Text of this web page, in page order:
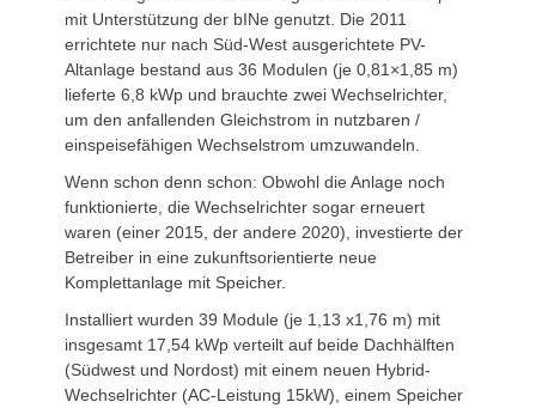
mit Unterstützung der bINe genutzt. Die 2011
errichtete nur nach Süd-West ausgerichtete PV-
Altanlage bestand aus 36 Modulen (je 0,81×1,85 m)
lieferte 6,8 kWp und brauchte zwei Wechselrichter,
um den anfallenden Gleichstrom in nutzbaren /
einspeisefähigen Wechselstrom umzuwandeln.
Wenn schon denn schon: Obwohl die Anlage noch
funktionierte, die Wechselrichter sogar erneuert
waren (einer 2015, der andere 2020), investierte der
Betreiber in eine zukunftsorientierte neue
Komplettanlage mit Speicher.
Installiert wurden 39 Module (je 1,13 x1,76 m) mit
insgesamt 17,54 kWp verteilt auf beide Dachhälften
(Südwest und Nordost) mit einem neuen Hybrid-
Wechselrichter (AC-Leistung 15kW), einem Speicher